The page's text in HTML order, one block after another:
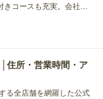
コースも充実。会社宴
に最適な広々空間で
住所・営業時間・ア
る全店舗を網羅した公式